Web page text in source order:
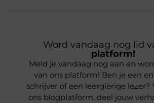
Word vandaag nog lid
platform!
Meld je vandaag nog aan en
van ons platform! Ben je een
schrijver of een leergierige lezer?
ons blogplatform, deel jouw